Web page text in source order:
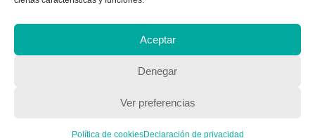
Aceptar
Denegar
Ver preferencias
Política de cookiesDeclaración de privacidad